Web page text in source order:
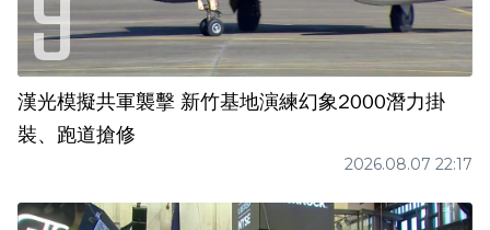
漢光模擬共軍襲擊 新竹基地演練幻象2000潛力掛
裝、跑道搶修
2026.08.07 22:17